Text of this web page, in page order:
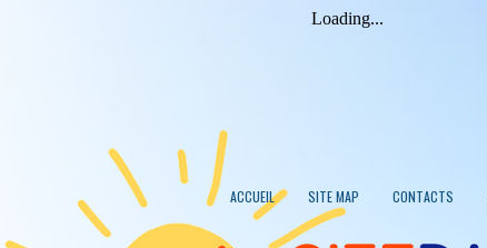
ACCUEIL SITE MAP CONTACTS